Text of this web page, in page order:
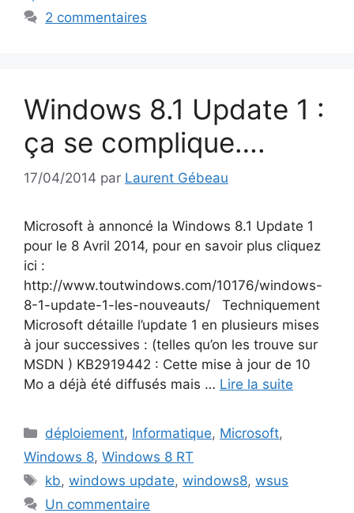
2 commentaires
Windows 8.1 Update 1 :
ça se complique….
17/04/2014 par Laurent Gébeau
Microsoft à annoncé la Windows 8.1 Update 1
pour le 8 Avril 2014, pour en savoir plus cliquez
ici :
http://www.toutwindows.com/10176/windows-
8-1-update-1-les-nouveauts/ Techniquement
Microsoft détaille l’update 1 en plusieurs mises
à jour successives : (telles qu’on les trouve sur
MSDN ) KB2919442 : Cette mise à jour de 10
Mo a déjà été diffusés mais … Lire la suite
Catégories
déploiement, Informatique, Microsoft,
Windows 8, Windows 8 RT
Étiquettes
kb,windows update,windows8,wsus
Un commentaire